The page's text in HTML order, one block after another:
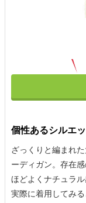
個性あるシルエ
ざっくりと編まれ
ーディガン。存在
ほどよくナチュラ
実際に着用してみ